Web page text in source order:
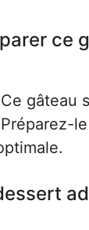
ce
gâteau